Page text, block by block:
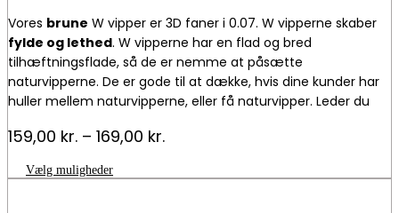
vælges
på
varesiden
Vores brune W vipper er 3D faner i 0.07. W vipperne skaber
fylde og lethed. W vipperne har en flad og bred
tilhæftningsflade, så de er nemme at påsætte
naturvipperne. De er gode til at dække, hvis dine kunder har
huller mellem naturvipperne, eller få naturvipper. Leder du
vipper.
159,00 kr. – 169,00 kr.Prisinterval:
til
Vælg muligheder
vare